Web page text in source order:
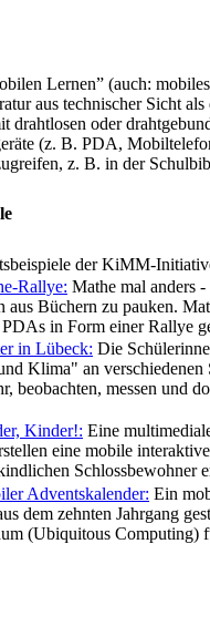
Lernen” (auch:
aus technischer Sicht
drahtlosen oder
(z. B. PDA,
z. B. in der
der KiMM-
Rallye: Mathe mal anders
aus Büchern zu pauken.
in Form einer Rallye
in Lübeck: Die
Klima" an
beobachten, messen und
Kinder!: Eine
eine mobile
Schlossbewohner
Adventskalender: Ein
dem zehnten Jahrgang
(Ubiquitous Computing)